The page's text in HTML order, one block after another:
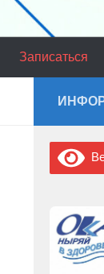
Записаться